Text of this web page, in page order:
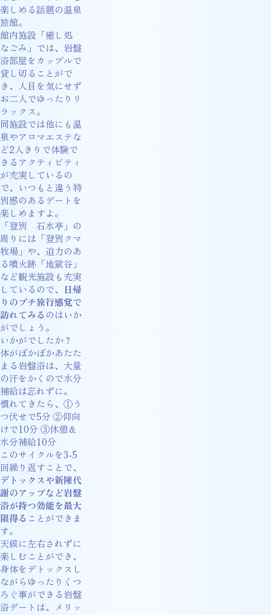
楽しめる話題の温泉
旅館。
館内施設「癒し処
なごみ」では、岩盤
浴部屋をカップルで
貸し切ることがで
き、人目を気にせず
お二人でゆったりリ
ラックス。
同施設では他にも温
泉やアロマエステな
ど2人きりで体験で
きるアクティビティ
が充実しているの
で、いつもと違う特
別感のあるデートを
楽しめますよ。
「登別 石水亭」の
周りには「登別クマ
牧場」や、迫力のあ
る噴火跡「地獄谷」
など観光施設も充実
しているので、
日帰
りのプチ旅行感覚で
訪れてみる のはいか
がでしょう。
いかがでしたか？
体がぽかぽかあたた
まる岩盤浴は、大量
の汗をかくので水分
補給は忘れずに。
慣れてきたら、①う
つ伏せで5分 ②仰向
けで10分 ③休憩＆
水分補給10分
このサイクルを3-5
回繰り返すことで、
デトックスや新陳代
謝のアップなど岩盤
浴が持つ効能を最大
限得る ことができま
す。
天候に左右されずに
楽しむことができ、
身体をデトックスし
ながらゆったりくつ
ろぐ事ができる岩盤
浴デートは、メリッ